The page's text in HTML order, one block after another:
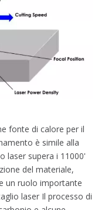
fonte di calore per il
è simile alla
laser supera i 11000'
del materiale,
un ruolo importante
laser Il processo di